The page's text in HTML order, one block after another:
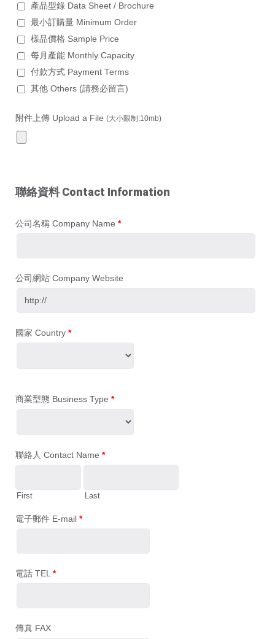
產品型錄 Data Sheet / Brochure
最小訂購量 Minimum Order
樣品價格 Sample Price
每月產能 Monthly Capacity
付款方式 Payment Terms
其他 Others (請務必留言)
附件上傳 Upload a File (大小限制:10mb)
聯絡資料 Contact Information
公司名稱 Company Name *
公司網站 Company Website
國家 Country *
商業型態 Business Type *
聯絡人 Contact Name *
First Last
電子郵件 E-mail *
電話 TEL *
傳真 FAX